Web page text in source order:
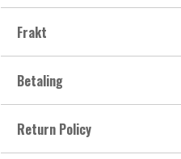
Frakt
Betaling
Return Policy